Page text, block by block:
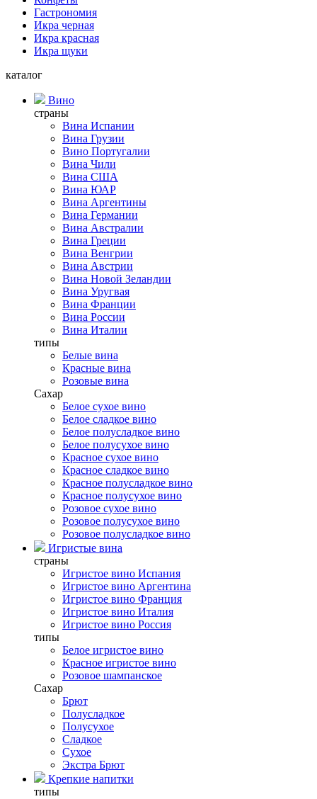
Гастрономия
Икра черная
Икра красная
Икра щуки
каталог
Вино
страны
Вина Испании
Вина Грузии
Вино Португалии
Вина Чили
Вина США
Вина ЮАР
Вина Аргентины
Вина Германии
Вина Австралии
Вина Греции
Вина Венгрии
Вина Австрии
Вина Новой Зеландии
Вина Уругвая
Вина Франции
Вина России
Вина Италии
типы
Белые вина
Красные вина
Розовые вина
Сахар
Белое сухое вино
Белое сладкое вино
Белое полусладкое вино
Белое полусухое вино
Красное сухое вино
Красное сладкое вино
Красное полусладкое вино
Красное полусухое вино
Розовое сухое вино
Розовое полусухое вино
Розовое полусладкое вино
Игристые вина
страны
Игристое вино Испания
Игристое вино Аргентина
Игристое вино Франция
Игристое вино Италия
Игристое вино Россия
типы
Белое игристое вино
Красное игристое вино
Розовое шампанское
Сахар
Брют
Полусладкое
Полусухое
Сладкое
Сухое
Экстра Брют
Крепкие напитки
типы